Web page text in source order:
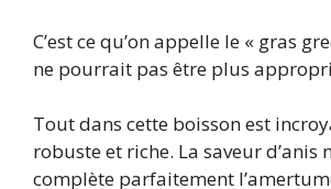
C’est ce qu’on appelle le « gras
ne pourrait pas être plus
Tout dans cette boisson est
robuste et riche. La saveur d’anis
complète parfaitement